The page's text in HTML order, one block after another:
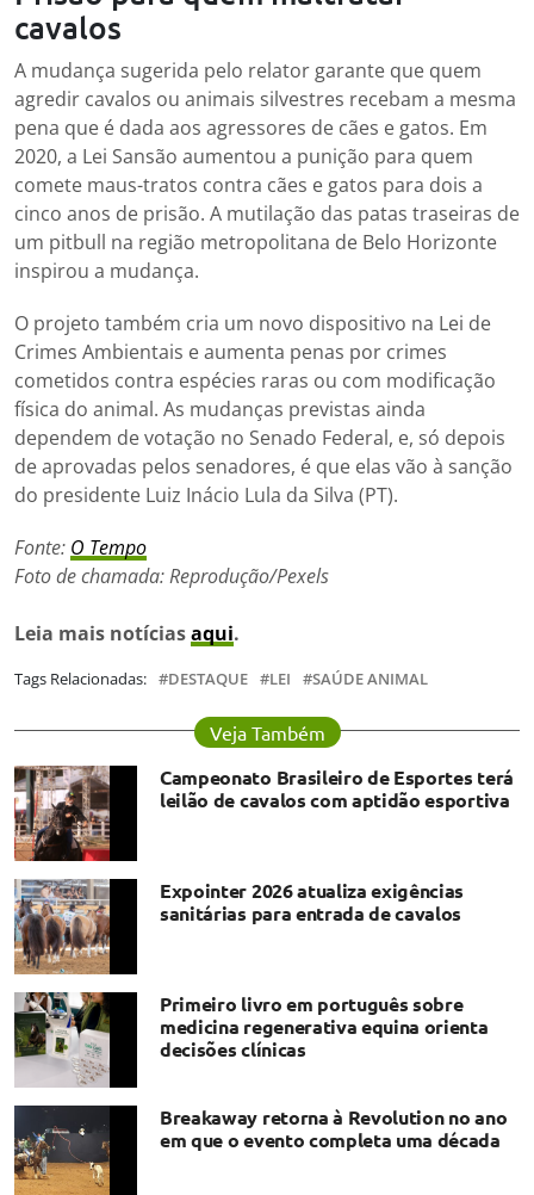
cavalos
A mudança sugerida pelo relator garante que quem
agredir cavalos ou animais silvestres recebam a mesma
pena que é dada aos agressores de cães e gatos. Em
2020, a Lei Sansão aumentou a punição para quem
comete maus-tratos contra cães e gatos para dois a
cinco anos de prisão. A mutilação das patas traseiras de
um pitbull na região metropolitana de Belo Horizonte
inspirou a mudança.
O projeto também cria um novo dispositivo na Lei de
Crimes Ambientais e aumenta penas por crimes
cometidos contra espécies raras ou com modificação
física do animal. As mudanças previstas ainda
dependem de votação no Senado Federal, e, só depois
de aprovadas pelos senadores, é que elas vão à sanção
do presidente Luiz Inácio Lula da Silva (PT).
Fonte: O Tempo
Foto de chamada: Reprodução/Pexels
Leia mais notíciasaqui.
Tags Relacionadas: DESTAQUE LEI SAÚDE ANIMAL
Veja Também
Campeonato Brasileiro de Esportes terá
leilão de cavalos com aptidão esportiva
Expointer 2026 atualiza exigências
sanitárias para entrada de cavalos
Primeiro livro em português sobre
medicina regenerativa equina orienta
decisões clínicas
Breakaway retorna à Revolution no ano
em que o evento completa uma década